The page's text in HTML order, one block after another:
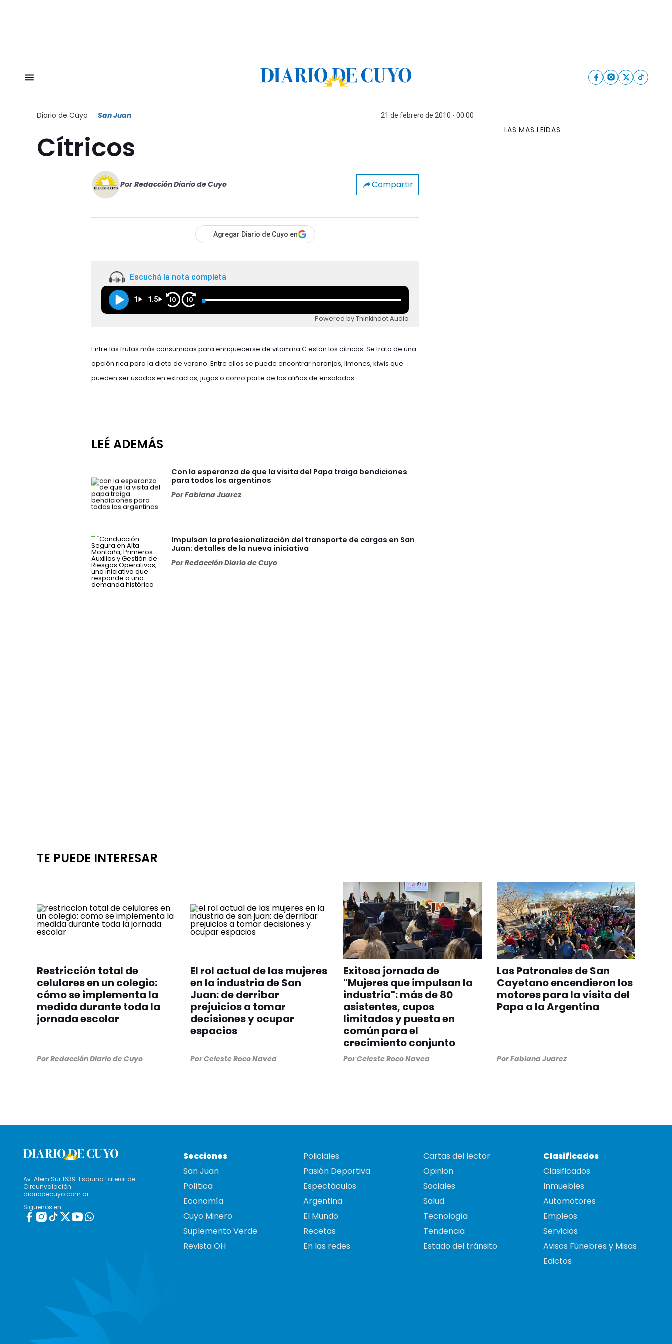
Diario de Cuyo San Juan 21 de febrero de 2010 - 00:00
Cítricos
Por Redacción Diario de Cuyo Compartir
Agregar Diario de Cuyo en
Escuchá la nota completa
1 1.5 10 10
Powered by Thinkindot Audio
Entre las frutas más consumidas para enriquecerse de vitamina C están los cítricos. Se trata de una
opción rica para la dieta de verano. Entre ellos se puede encontrar naranjas, limones, kiwis que
pueden ser usados en extractos, jugos o como parte de los aliños de ensaladas.
LEÉ ADEMÁS
Con la esperanza de que la visita del Papa traiga bendiciones
para todos los argentinos
PorFabiana Juarez
Impulsan la profesionalización del transporte de cargas en San
Juan: detalles de la nueva iniciativa
PorRedacción Diario de Cuyo
LAS MAS LEIDAS
TE PUEDE INTERESAR
Restricción total de
celulares en un colegio:
cómo se implementa la
medida durante toda la
jornada escolar
PorRedacción Diario de Cuyo
El rol actual de las mujeres
en la industria de San
Juan: de derribar
prejuicios a tomar
decisiones y ocupar
espacios
PorCeleste Roco Navea
Exitosa jornada de
"Mujeres que impulsan la
industria": más de 80
asistentes, cupos
limitados y puesta en
común para el
crecimiento conjunto
PorCeleste Roco Navea
Las Patronales de San
Cayetano encendieron los
motores para la visita del
Papa a la Argentina
PorFabiana Juarez
Av. Alem Sur 1639. Esquina Lateral de
Circunvalación
diariodecuyo.com.ar
Siguenos en:
Secciones
San Juan
Política
Economía
Cuyo Minero
Suplemento Verde
Revista OH
Policiales
Pasión Deportiva
Espectáculos
Argentina
El Mundo
Recetas
En las redes
Cartas del lector
Opinion
Sociales
Salud
Tecnología
Tendencia
Estado del tránsito
Clasificados
Clasificados
Inmuebles
Automotores
Empleos
Servicios
Avisos Fúnebres y Misas
Edictos